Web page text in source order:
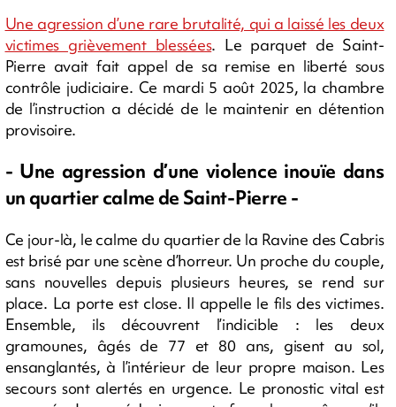
Une agression d’une rare brutalité, qui a laissé les deux
victimes grièvement blessées. Le parquet de Saint-
Pierre avait fait appel de sa remise en liberté sous
contrôle judiciaire. Ce mardi 5 août 2025, la chambre
de l’instruction a décidé de le maintenir en détention
provisoire.
- Une agression d’une violence inouïe dans
un quartier calme de Saint-Pierre -
Ce jour-là, le calme du quartier de la Ravine des Cabris
est brisé par une scène d’horreur. Un proche du couple,
sans nouvelles depuis plusieurs heures, se rend sur
place. La porte est close. Il appelle le fils des victimes.
Ensemble, ils découvrent l’indicible : les deux
gramounes, âgés de 77 et 80 ans, gisent au sol,
ensanglantés, à l’intérieur de leur propre maison. Les
secours sont alertés en urgence. Le pronostic vital est